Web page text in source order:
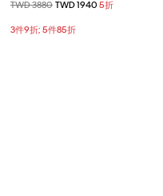
價格扣減從
TWD 3880 至
TWD 1940 5折
3件9折; 5件85折